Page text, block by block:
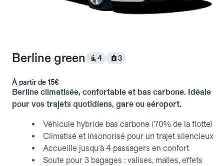
Berline green 4 3
À partir de 15€
Berline climatisée, confortable et bas carbone. Idéale
pour vos trajets quotidiens, gare ou aéroport.
Véhicule hybride bas carbone (70% de la flotte)
Climatisé et insonorisé pour un trajet silencieux
Accueille jusqu'à 4 passagers en confort
Soute pour 3 bagages : valises, malles, effets